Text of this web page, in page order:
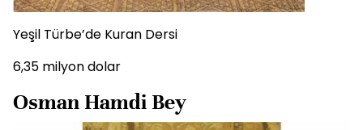
Yeşil Türbe’de Kuran Dersi
6,35 milyon dolar
Osman Hamdi Bey